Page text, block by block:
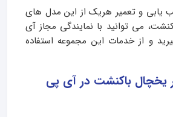
یابی و تعمیر هریک از این مدل های
می توانید با نمایندگی مجاز آی
و از خدمات این مجموعه استفاده
یخچال باکنشت در آی پی